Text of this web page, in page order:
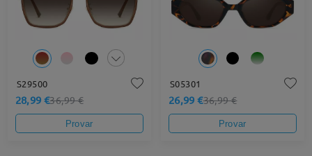
S29500
28,99 €36,99 €
Provar
S05301
26,99 €36,99 €
Provar